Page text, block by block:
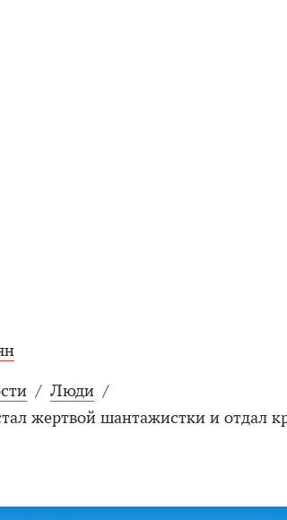
/ Люди /
жертвой шантажистки и отдал